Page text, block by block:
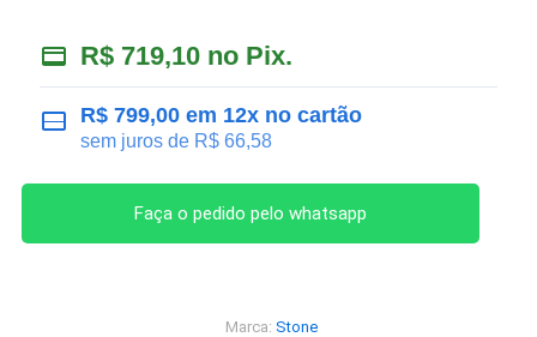
R$ 719,10 no Pix.
R$ 799,00 em 12x no cartão
sem juros de R$ 66,58
Faça o pedido pelo whatsapp
Marca: Stone